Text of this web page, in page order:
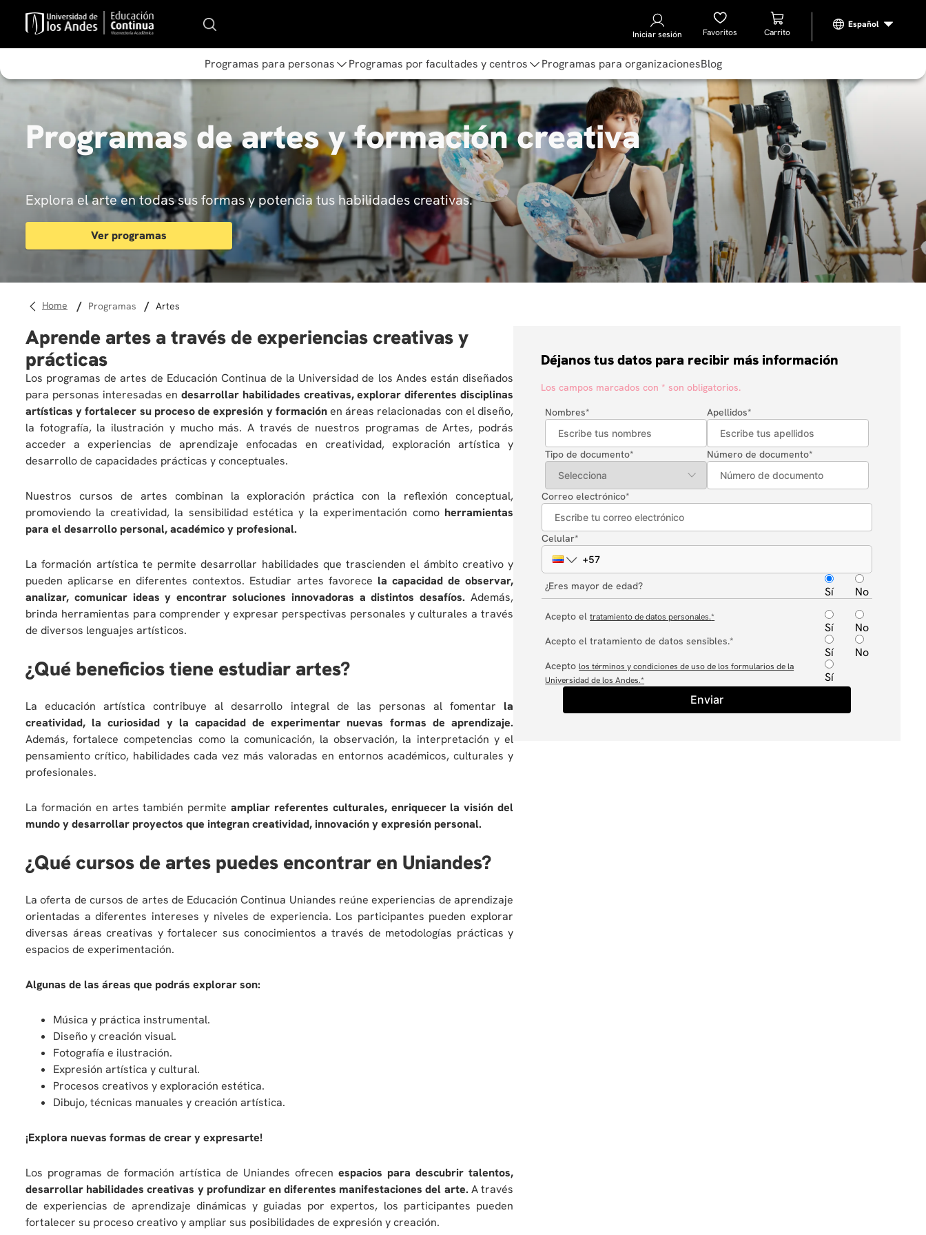
Iniciar sesión Favoritos
Programas para personas Programas por facultades y centros Programas para organizacionesBlog
Programas de artes y formación creativa
Explora el arte en todas sus formas y potencia tus habilidades creativas.
Ver programas
programas artes
Aprende artes a través de experiencias creativas y
prácticas
Los programas de artes de Educación Continua de la Universidad de los Andes están diseñados
para personas interesadas endesarrollar habilidades creativas, explorar diferentes disciplinas
artísticas y fortalecer su proceso de expresión y formaciónen áreas relacionadas con el diseño,
la fotografía, la ilustración y mucho más. A través de nuestros programas de Artes, podrás
acceder a experiencias de aprendizaje enfocadas en creatividad, exploración artística y
desarrollo de capacidades prácticas y conceptuales.
Nuestros cursos de artes combinan la exploración práctica con la reflexión conceptual,
promoviendo la creatividad, la sensibilidad estética y la experimentación como herramientas
para el desarrollo personal, académico y profesional.
La formación artística te permite desarrollar habilidades que trascienden el ámbito creativo y
pueden aplicarse en diferentes contextos. Estudiar artes favorece la capacidad de observar,
analizar, comunicar ideas y encontrar soluciones innovadoras a distintos desafíos. Además,
brinda herramientas para comprender y expresar perspectivas personales y culturales a través
de diversos lenguajes artísticos.
¿Qué beneficios tiene estudiar artes?
La educación artística contribuye al desarrollo integral de las personas al fomentarla
creatividad, la curiosidad y la capacidad de experimentar nuevas formas de aprendizaje.
Además, fortalece competencias como la comunicación, la observación, la interpretación y el
pensamiento crítico, habilidades cada vez más valoradas en entornos académicos, culturales y
profesionales.
La formación en artes también permiteampliar referentes culturales, enriquecer la visión del
mundo y desarrollar proyectos que integran creatividad, innovación y expresión personal.
¿Qué cursos de artes puedes encontrar en Uniandes?
La oferta de cursos de artes de Educación Continua Uniandes reúne experiencias de aprendizaje
orientadas a diferentes intereses y niveles de experiencia. Los participantes pueden explorar
diversas áreas creativas y fortalecer sus conocimientos a través de metodologías prácticas y
espacios de experimentación.
Algunas de las áreas que podrás explorar son:
Música y práctica instrumental.
Diseño y creación visual.
Fotografía e ilustración.
Expresión artística y cultural.
Procesos creativos y exploración estética.
Dibujo, técnicas manuales y creación artística.
¡Explora nuevas formas de crear y expresarte!
Los programas de formación artística de Uniandes ofrecenespacios para descubrir talentos,
desarrollar habilidades creativas y profundizar en diferentes manifestaciones del arte. A través
de experiencias de aprendizaje dinámicas y guiadas por expertos, los participantes pueden
fortalecer su proceso creativo y ampliar sus posibilidades de expresión y creación.
Déjanos tus datos para recibir más información
Los campos marcados con * son obligatorios.
Nombres* Apellidos*
Tipo de documento* Número de documento*
Correo electrónico*
Celular*
¿Eres mayor de edad? Sí No
Acepto eltratamiento de datos personales.*
Sí No
Acepto el tratamiento de datos sensibles.*
Sí No
Aceptolos términos y condiciones de uso de los formularios de la
Universidad de los Andes.* Sí
Enviar